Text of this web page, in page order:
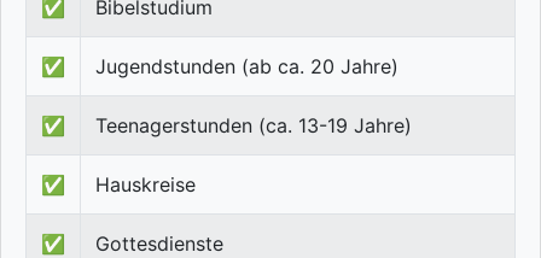
✅ Bibelstudium
✅ Jugendstunden (ab ca. 20 Jahre)
✅ Teenagerstunden (ca. 13-19 Jahre)
✅ Hauskreise
✅ Gottesdienste